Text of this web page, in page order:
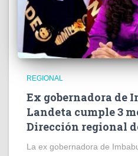
REGIONAL
Ex gobernadora de
Landeta cumple 3
Dirección regional
La ex gobernadora de